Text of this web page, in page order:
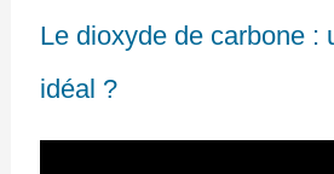
Le dioxyde de carbone :
idéal ?